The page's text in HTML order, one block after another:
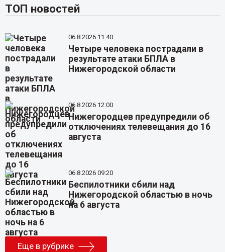
ТОП новостей
06.8.2026 11:40
Четыре человека пострадали в
результате атаки БПЛА в
Нижегородской области
06.8.2026 12:00
Нижегородцев предупредили об
отключениях телевещания до 16
августа
06.8.2026 09:20
Беспилотники сбили над
Нижегородской областью в ночь
на 6 августа
Еще в рубрике